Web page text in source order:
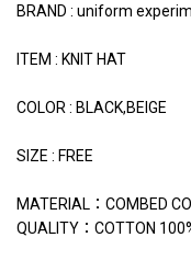
BRAND : uniform
ITEM : KNIT HAT
COLOR : BLACK,BEIGE
SIZE : FREE
MATERIAL：COMBED
QUALITY：COTTON